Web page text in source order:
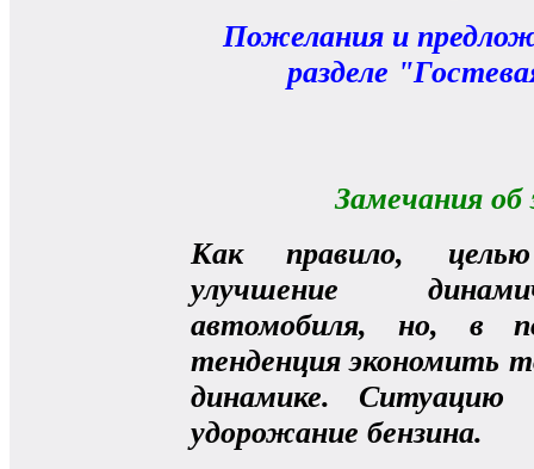
Пожелания и
разделе
Замечания об
Как правило,
улучшение
автомобиля, но, в
тенденция экономить
динамике. Ситуацию
удорожание бензина.